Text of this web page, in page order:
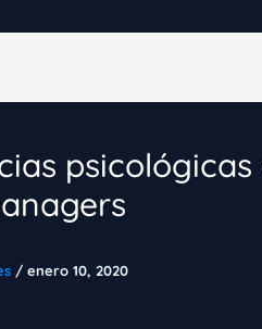
psicológicas
/ enero 10, 2020